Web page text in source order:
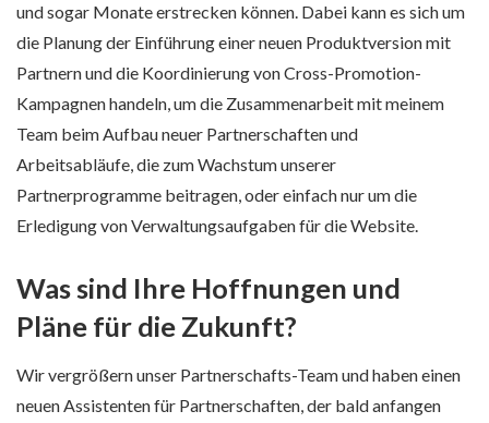
und sogar Monate erstrecken können. Dabei kann es sich um
die Planung der Einführung einer neuen Produktversion mit
Partnern und die Koordinierung von Cross-Promotion-
Kampagnen handeln, um die Zusammenarbeit mit meinem
Team beim Aufbau neuer Partnerschaften und
Arbeitsabläufe, die zum Wachstum unserer
Partnerprogramme beitragen, oder einfach nur um die
Erledigung von Verwaltungsaufgaben für die Website.
Was sind Ihre Hoffnungen und
Pläne für die Zukunft?
Wir vergrößern unser Partnerschafts-Team und haben einen
neuen Assistenten für Partnerschaften, der bald anfangen